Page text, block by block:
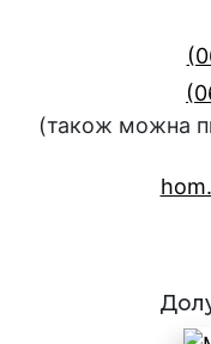
(також можна